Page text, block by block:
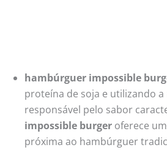
hambúrguer impossible
proteína de soja e utilizando a
responsável pelo sabor
impossible burger oferece
próxima ao hambúrguer